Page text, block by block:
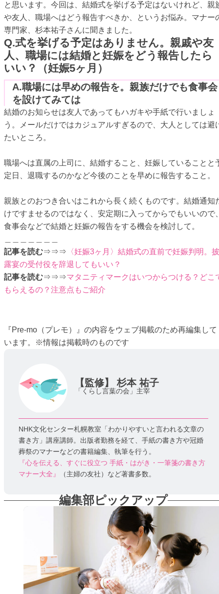
と思います。今回は、結婚式を挙げる予定はないけれど、親
や友人、職場へはどう報告すべきか、というお悩み。マナー
専門家、杉本祐子さんに聞きました。
Q.式を挙げる予定はありません。親戚や友
人、職場には結婚と妊娠をどう報告したら
いい？（妊娠5ヶ月）
A.職場には早めの報告を。親族だけでも食事会
を設けてみては
結婚のお知らせは友人であってもハガキや手紙で行いましょ
う。メールだけではカジュアルすぎるので、大人としては避
たいところ。
職場へは直属の上司に、結婚すること、妊娠していることと
定日、退職するのかなど今後のことを早めに報告すること。
親族とのおつき合いはこれから長く続くものです。結婚通知
けですませるのではなく、安定期に入ってからでもいいので
食事会などで結婚と妊娠の報告をする機会を検討して。
記事を読む⇒⇒⇒ 〈妊娠3ヶ月〉結婚式の直前で妊娠判明。披
露宴の受付役を辞退してもいい？
記事を読む⇒⇒⇒マタニティマークはいつからつける？どこ
もらえるの？注意点もご紹介
『Pre-mo（プレモ）』の内容をウェブ掲載のため再編集して
います。※情報は掲載時のものです
【監修】 杉本 祐子
「くらし言葉の会」主宰
NHK文化センター札幌教室「わかりやすいと言われる文章の
書き方」講座講師。出版者勤務を経て、手紙の書き方や冠婚
葬祭のマナーなどの書籍編集、執筆を行う。
『心を伝える、すぐに役立つ 手紙・はがき・一筆箋の書き方
マナー大全』
（主婦の友社）など著書多数。
編集部ピックアップ